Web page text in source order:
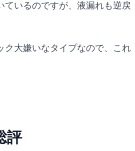
ているのですが、液漏れも逆戻
ク大嫌いなタイプなので、これ
評